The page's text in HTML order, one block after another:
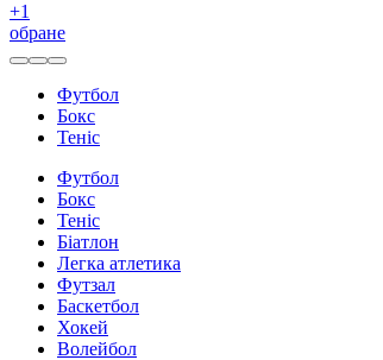
+1
обране
Футбол
Бокс
Теніс
Футбол
Бокс
Теніс
Біатлон
Легка атлетика
Футзал
Баскетбол
Хокей
Волейбол